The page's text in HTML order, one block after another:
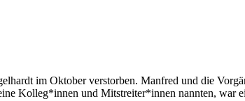
im Oktober verstorben. Manfred und die
Kolleg*innen und Mitstreiter*innen nannten, war